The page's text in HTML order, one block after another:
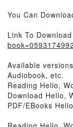
You Can
Link To
book=0593174992
Available
Audiobook, etc.
Reading Hello,
Download Hello,
PDF/EBooks